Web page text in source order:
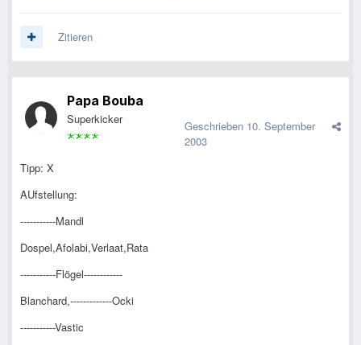
Zitieren
Papa Bouba
Superkicker Geschrieben 10. September
2003
Tipp: X
AUfstellung:
-----------Mandl
Dospel,Afolabi,Verlaat,Rata
-----------Flögel------------
Blanchard,-------------Ocki
-----------Vastic